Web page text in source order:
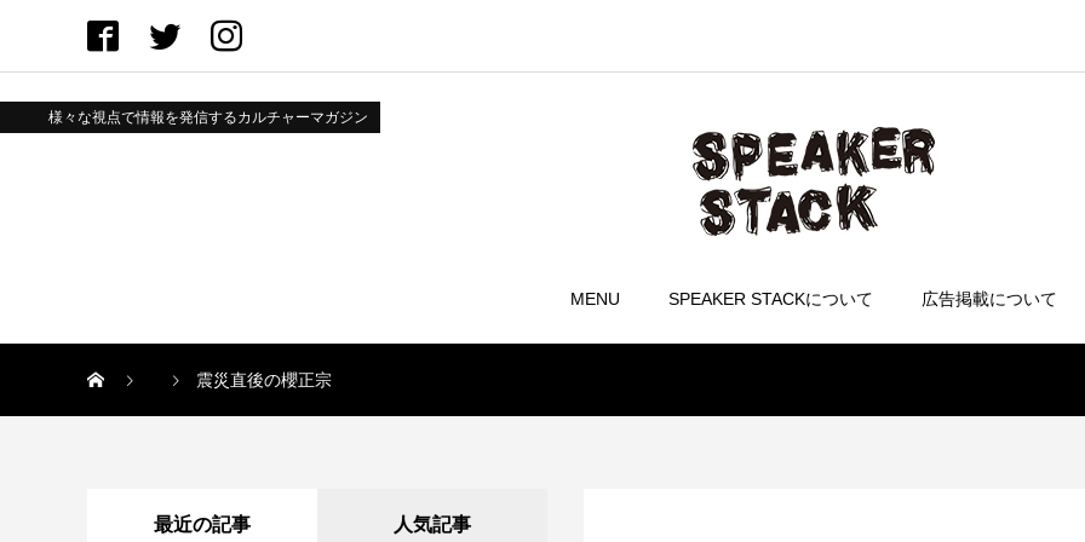
様々な視点で情報を発信するカルチャーマガジン
MENU SPEAKER STACKについて 広告掲載について
震災直後の櫻正宗
最近の記事 人気記事